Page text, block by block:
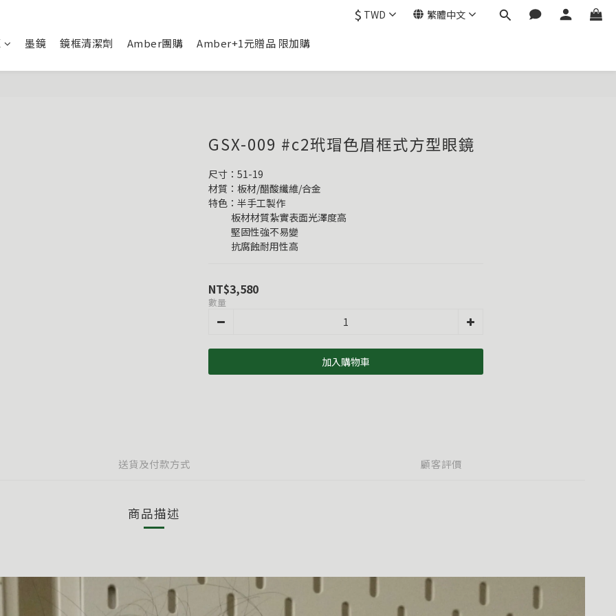
$ TWD 繁體中文
墨鏡 鏡框清潔劑 Amber團購 Amber+1元贈品 限加購
GSX-009 #c2玳瑁色眉框式方型眼鏡
尺寸：51-19
材質：板材/醋酸纖維/合金
特色：半手工製作
           板材材質紮實表面光澤度高
           堅固性強不易變
           抗腐蝕耐用性高
NT$3,580
數量
加入購物車
送貨及付款方式 顧客評價
商品描述